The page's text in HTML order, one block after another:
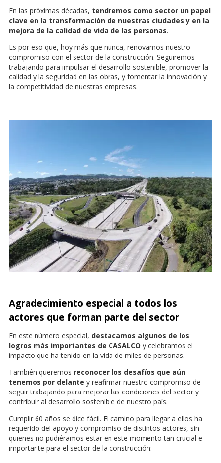
En las próximas décadas, tendremos como sector un papel
clave en la transformación de nuestras ciudades y en la
mejora de la calidad de vida de las personas.
Es por eso que, hoy más que nunca, renovamos nuestro
compromiso con el sector de la construcción. Seguiremos
trabajando para impulsar el desarrollo sostenible, promover la
calidad y la seguridad en las obras, y fomentar la innovación y
la competitividad de nuestras empresas.
Agradecimiento especial a todos los
actores que forman parte del sector
En este número especial, destacamos algunos de los
logros más importantes de CASALCO y celebramos el
impacto que ha tenido en la vida de miles de personas.
También queremos reconocer los desafíos que aún
tenemos por delante y reafirmar nuestro compromiso de
seguir trabajando para mejorar las condiciones del sector y
contribuir al desarrollo sostenible de nuestro país.
Cumplir 60 años se dice fácil. El camino para llegar a ellos ha
requerido del apoyo y compromiso de distintos actores, sin
quienes no pudiéramos estar en este momento tan crucial e
importante para el sector de la construcción: